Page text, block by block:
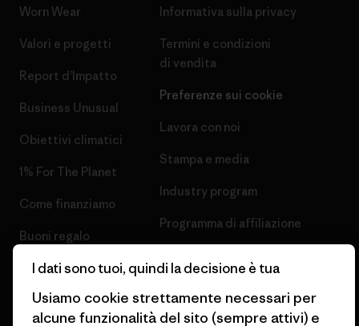
Worn Wear
Valori e progetti
Report d’Impatto
Business Unusual
Obiettivi climatici
1% For The Planet
Come finanziamo
Buoni regalo
Trova un negozio
Informativa sulla privacy
Termini e condizioni
di vendita
Preferenze sui cookie
Lavora con noi
Stampa e media
Industry program
Programma di affiliazione
I dati sono tuoi, quindi la decisione è tua
Usiamo cookie strettamente necessari per
alcune funzionalità del sito (sempre attivi) e